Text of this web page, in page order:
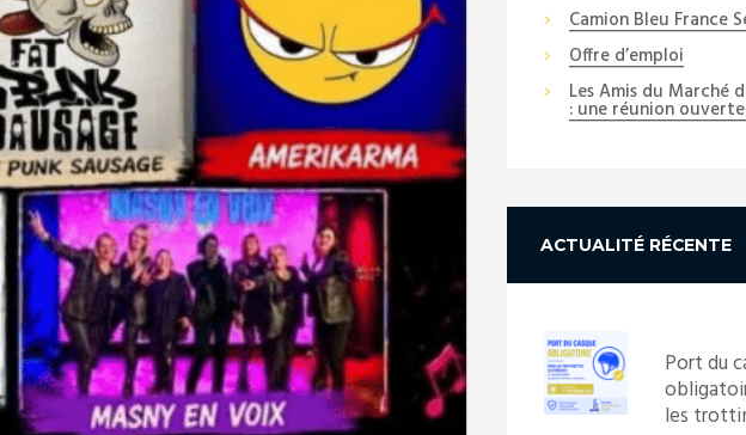
Camion Bleu France
Offre d’emploi
Les Amis du Marché
: une réunion
ACTUALITÉ RÉCENTE
Port du
les